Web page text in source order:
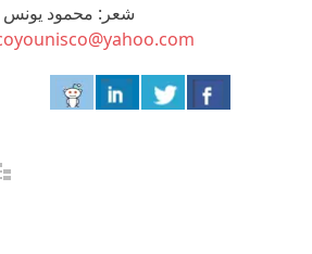
شعر: محمود يونس